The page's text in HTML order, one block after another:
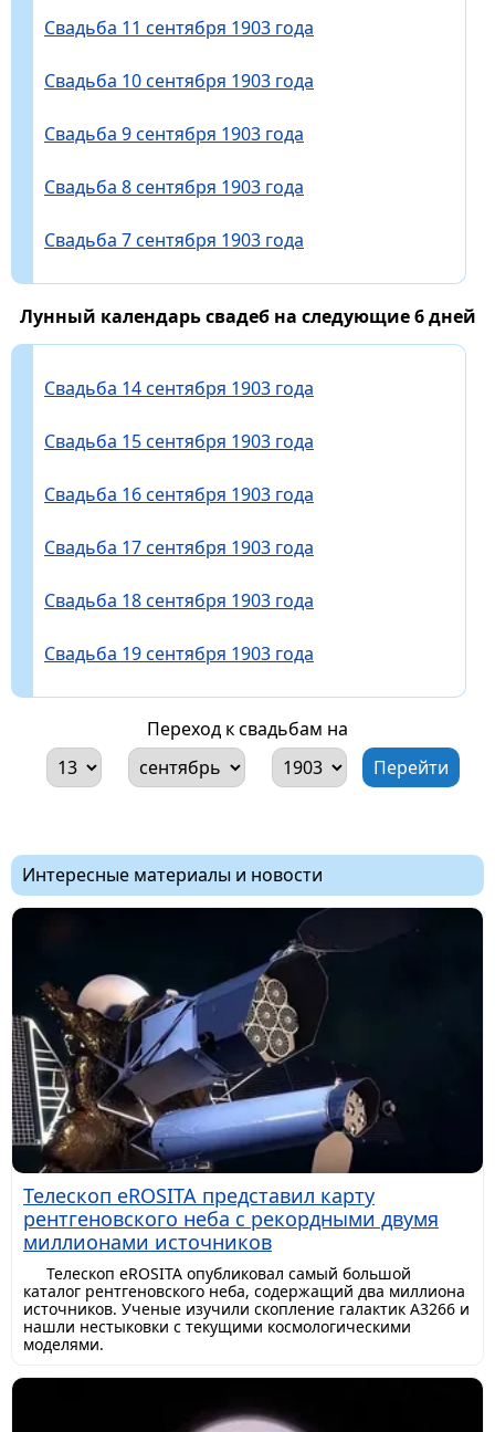
Свадьба 11 сентября 1903 года
Свадьба 10 сентября 1903 года
Свадьба 9 сентября 1903 года
Свадьба 8 сентября 1903 года
Свадьба 7 сентября 1903 года
Лунный календарь свадеб на следующие 6 дней
Свадьба 14 сентября 1903 года
Свадьба 15 сентября 1903 года
Свадьба 16 сентября 1903 года
Свадьба 17 сентября 1903 года
Свадьба 18 сентября 1903 года
Свадьба 19 сентября 1903 года
Переход к свадьбам на
Интересные материалы и новости
Телескоп eROSITA представил карту
рентгеновского неба с рекордными двумя
миллионами источников
Телескоп eROSITA опубликовал самый большой
каталог рентгеновского неба, содержащий два миллиона
источников. Ученые изучили скопление галактик A3266 и
нашли нестыковки с текущими космологическими
моделями.